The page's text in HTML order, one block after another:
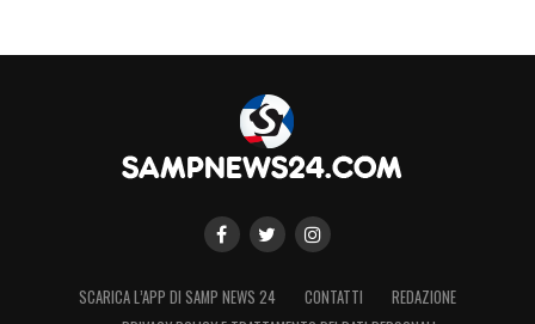
SCARICA L’APP DI SAMP NEWS 24 CONTATTI
REDAZIONE